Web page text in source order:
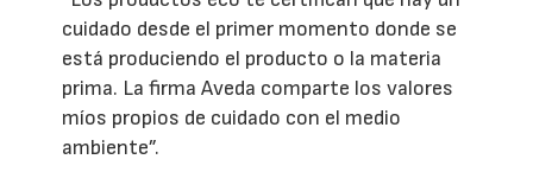
cuidado desde el primer momento donde se
está produciendo el producto o la materia
prima. La firma Aveda comparte los valores
míos propios de cuidado con el medio
ambiente”.